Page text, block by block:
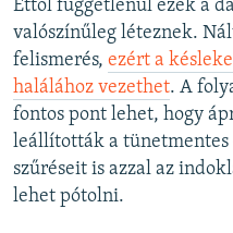
Ettől függetlenül ezek a
valószínűleg léteznek.
felismerés, ezért a
halálához vezethet. A
fontos pont lehet, hogy
leállították a tünetmentes
szűréseit is azzal az
lehet pótolni.